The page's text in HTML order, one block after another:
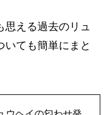
える過去のリュ
いても簡単にまと